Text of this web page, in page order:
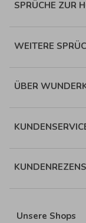
SPRÜCHE ZUR
WEITERE
ÜBER
Unsere Shops